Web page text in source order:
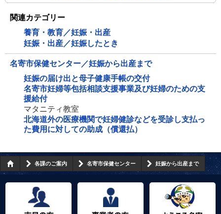
関連カテゴリー
養育・教育／妊娠・出産
妊娠・出産／妊娠したとき
名寄市保健センター／妊娠から出産まで
妊娠の届け出と母子健康手帳の交付
名寄市妊婦等包括相談支援事業及び妊婦のための支
援給付
マタニティ教室
北海道外の医療機関で妊婦健診などを受診し支払っ
た費用に対しての助成（償還払）
各課のご案内 名寄市保健センター 妊娠から出産まで